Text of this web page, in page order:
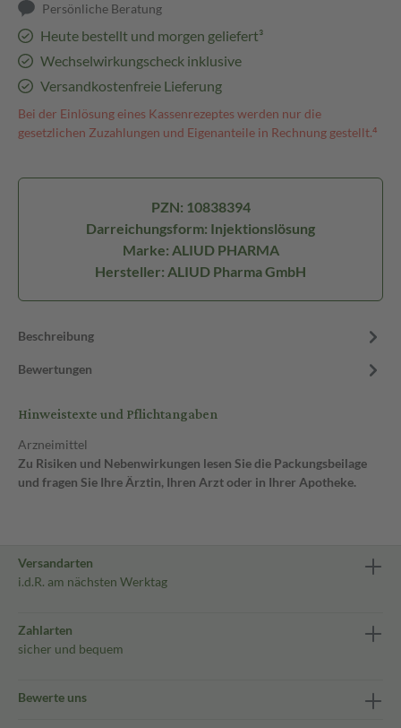
Persönliche Beratung
Heute bestellt und morgen geliefert³
Wechselwirkungscheck inklusive
Versandkostenfreie Lieferung
Bei der Einlösung eines Kassenrezeptes werden nur die
gesetzlichen Zuzahlungen und Eigenanteile in Rechnung gestellt.⁴
PZN: 10838394
Darreichungsform: Injektionslösung
Marke: ALIUD PHARMA
Hersteller: ALIUD Pharma GmbH
Beschreibung
Bewertungen
Hinweistexte und Pflichtangaben
Arzneimittel
Zu Risiken und Nebenwirkungen lesen Sie die Packungsbeilage
und fragen Sie Ihre Ärztin, Ihren Arzt oder in Ihrer Apotheke.
Versandarten
i.d.R. am nächsten Werktag
Zahlarten
sicher und bequem
Bewerte uns